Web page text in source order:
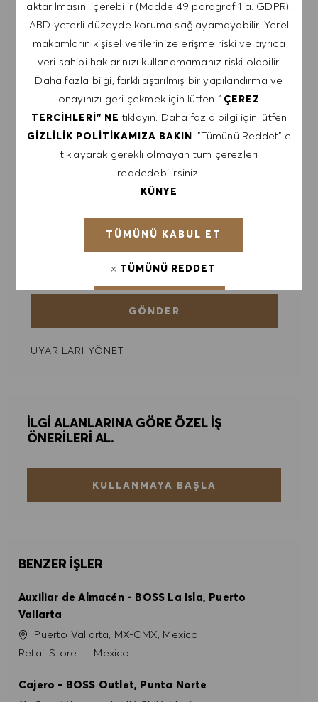
aktarılmasını içerebilir (Madde 49 paragraf 1 a. GDPR).
ABD yeterli düzeyde koruma sağlayamayabilir. Yerel
makamların kişisel verilerinize erişme riski ve ayrıca
veri sahibi haklarınızı kullanamamanız riski olabilir.
Daha fazla bilgi, farklılaştırılmış bir yapılandırma ve
onayınızı geri çekmek için lütfen " ÇEREZ
TERCIHLERI" NE tıklayın. Daha fazla bilgi için lütfen
GIZLILIK POLITIKAMIZA BAKIN. "Tümünü Reddet" e
tıklayarak gerekli olmayan tüm çerezleri
reddedebilirsiniz.
KÜNYE
ÇEREZ TERCIHLERI
TÜMÜNÜ REDDET
TÜMÜNÜ KABUL ET
BENZER IŞLER IÇIN BILDIRIM AL
İş uyarıları almak için kaydol.
NOT: Kayıt olarak, HUGO BOSS iş teklifleri, etkinlik
davetiyeleri ve diğer kariyerle ilgili konuları içeren
e-postalar almayı kabul ediyorum. Bu e-
postalardan istediğim zaman, örneğin her e-
postada bulunan bağlantıya tıklayarak,
çıkabileceğimi kabul ediyorum. Kişisel verilerimin
işleneceğini kabul ediyorum.
E-posta adresini gir (Gerekli)
GÖNDER
UYARILARI YÖNET
İLGI ALANLARINA GÖRE ÖZEL IŞ
ÖNERILERI AL.
KULLANMAYA BAŞLA
BENZER İŞLER
Auxiliar de Almacén - BOSS La Isla, Puerto
Vallarta
KonumPuerto Vallarta, MX-CMX, Mexico
Kategori
Retail Store Mexico
Cajero - BOSS Outlet, Punta Norte